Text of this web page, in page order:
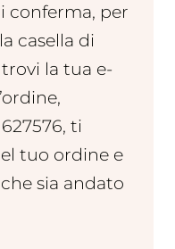
conferma, per
casella di
la tua e-
ti
tuo ordine e
sia andato